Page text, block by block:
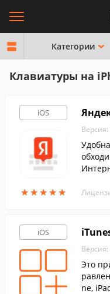
Категории
Клавиатуры на
iOS
★★★★★
★★★★★
Версия:
мации
iOS
Версия:
Это
ne,